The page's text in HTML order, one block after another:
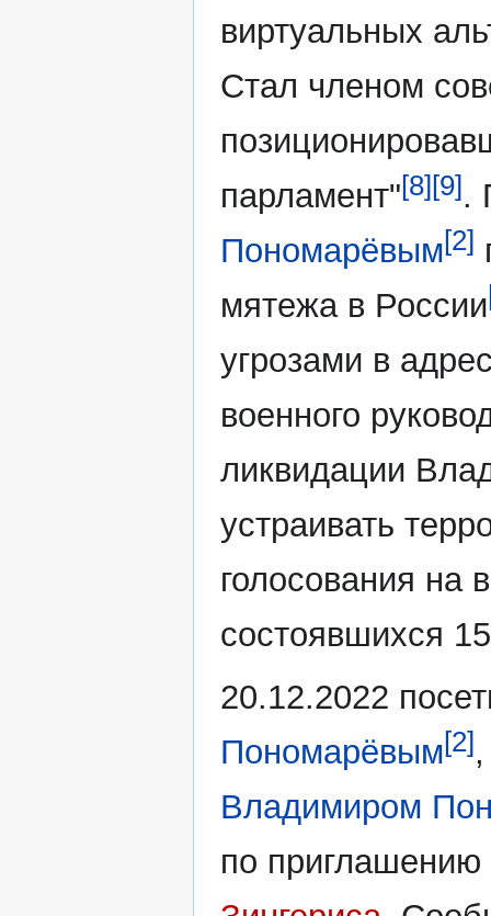
виртуальных
Стал членом
парламент"[8][9].
Пономарёвым[2]
мятежа в России
угрозами в
военного
ликвидации
устраивать
голосования на
состоявшихся
20.12.2022
Пономарёвым[2]
Владимиром
по